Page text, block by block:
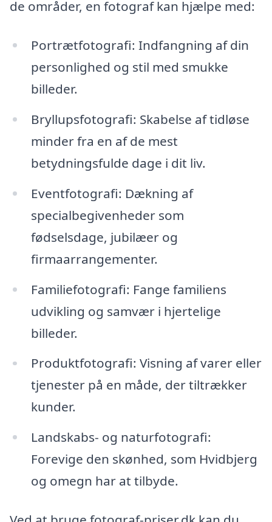
de områder, en fotograf kan hjælpe med:
Portrætfotografi: Indfangning af din
personlighed og stil med smukke
billeder.
Bryllupsfotografi: Skabelse af tidløse
minder fra en af de mest
betydningsfulde dage i dit liv.
Eventfotografi: Dækning af
specialbegivenheder som
fødselsdage, jubilæer og
firmaarrangementer.
Familiefotografi: Fange familiens
udvikling og samvær i hjertelige
billeder.
Produktfotografi: Visning af varer eller
tjenester på en måde, der tiltrækker
kunder.
Landskabs- og naturfotografi:
Forevige den skønhed, som Hvidbjerg
og omegn har at tilbyde.